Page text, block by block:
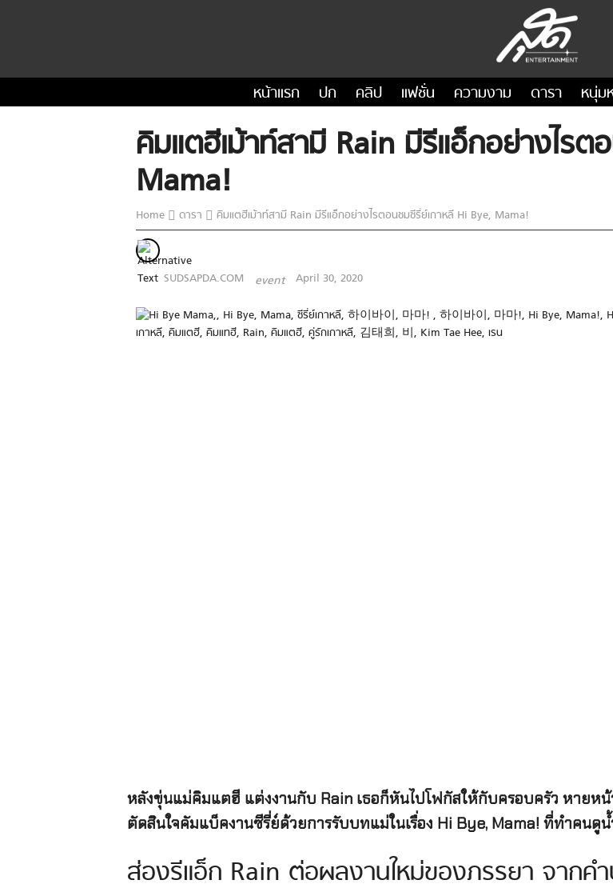
หน้าแรก ปก คลิป แฟชั่น ความงาม ดารา หนุ่ม
คิมแตฮีเม้าท์สามี Rain มีรีแอ็กอย่างไรต
Mama!
Home ดารา คิมแตฮีเม้าท์สามี Rain มีรีแอ็กอย่างไรตอนชมซีรี่ย์เกาหลี Hi Bye, Mama!
SUDSAPDA.COM event April 30, 2020
หลังขุ่นแม่คิมแตฮี แต่งงานกับ Rain เธอก็หันไปโฟกัสให้กับครอบครัว หายห
ตัดสินใจคัมแบ็คงานซีรี่ย์ด้วยการรับบทแม่ในเรื่อง Hi Bye, Mama! ที่ทำคนดู
ส่องรีแอ็ก Rain ต่อผลงานใหม่ของภรรยา จากค